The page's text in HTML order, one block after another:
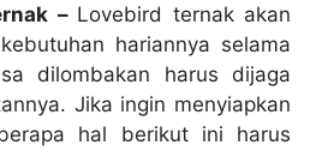
– Lovebird ternak akan
hariannya selama
dilombakan harus dijaga
Jika ingin menyiapkan
hal berikut ini harus